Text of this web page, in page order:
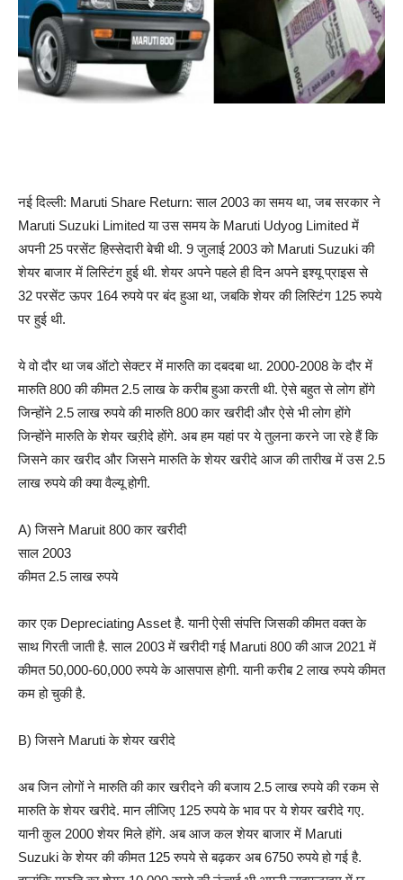
नई दिल्ली: Maruti Share Return: साल 2003 का समय था, जब सरकार ने
Maruti Suzuki Limited या उस समय के Maruti Udyog Limited में
अपनी 25 परसेंट हिस्सेदारी बेची थी. 9 जुलाई 2003 को Maruti Suzuki की
शेयर बाजार में लिस्टिंग हुई थी. शेयर अपने पहले ही दिन अपने इश्यू प्राइस से
32 परसेंट ऊपर 164 रुपये पर बंद हुआ था, जबकि शेयर की लिस्टिंग 125 रुपये
पर हुई थी.
ये वो दौर था जब ऑटो सेक्टर में मारुति का दबदबा था. 2000-2008 के दौर में
मारुति 800 की कीमत 2.5 लाख के करीब हुआ करती थी. ऐसे बहुत से लोग होंगे
जिन्होंने 2.5 लाख रुपये की मारुति 800 कार खरीदी और ऐसे भी लोग होंगे
जिन्होंने मारुति के शेयर खऱीदे होंगे. अब हम यहां पर ये तुलना करने जा रहे हैं कि
जिसने कार खरीद और जिसने मारुति के शेयर खरीदे आज की तारीख में उस 2.5
लाख रुपये की क्या वैल्यू होगी.
A) जिसने Maruit 800 कार खरीदी
साल 2003
कीमत 2.5 लाख रुपये
कार एक Depreciating Asset है. यानी ऐसी संपत्ति जिसकी कीमत वक्त के
साथ गिरती जाती है. साल 2003 में खरीदी गई Maruti 800 की आज 2021 में
कीमत 50,000-60,000 रुपये के आसपास होगी. यानी करीब 2 लाख रुपये कीमत
कम हो चुकी है.
B) जिसने Maruti के शेयर खरीदे
अब जिन लोगों ने मारुति की कार खरीदने की बजाय 2.5 लाख रुपये की रकम से
मारुति के शेयर खरीदे. मान लीजिए 125 रुपये के भाव पर ये शेयर खरीदे गए.
यानी कुल 2000 शेयर मिले होंगे. अब आज कल शेयर बाजार में Maruti
Suzuki के शेयर की कीमत 125 रुपये से बढ़कर अब 6750 रुपये हो गई है.